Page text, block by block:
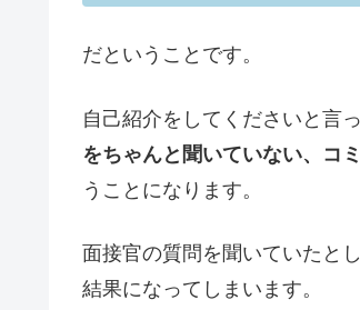
だということです。
自己紹介をしてくださいと言
をちゃんと聞いていない、コ
うことになります。
面接官の質問を聞いていたと
結果になってしまいます。